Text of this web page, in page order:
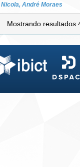
Nicola, André Moraes
Mostrando resultados